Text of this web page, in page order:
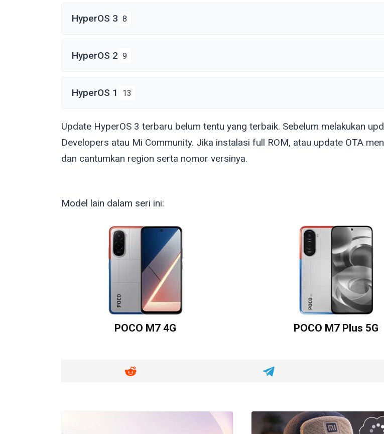
HyperOS 3 8
HyperOS 2 9
HyperOS 1 13
Update HyperOS 3 terbaru belum tentu yang terbaik. Sebelum melakukan
Developers atau Mi Community. Jika instalasi full ROM, atau update OTA
dan cantumkan region serta nomor versinya.
Model lain dalam seri ini:
POCO M7 4G POCO M7 Plus 5G